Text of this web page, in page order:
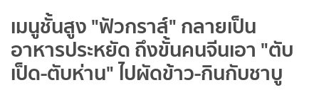
เมนูชั้นสูง "ฟัวกราส์" กลายเป็น
อาหารประหยัด ถึงขั้นคนจีนเอา "ตับ
เป็ด-ตับห่าน" ไปผัดข้าว-กินกับชาบู